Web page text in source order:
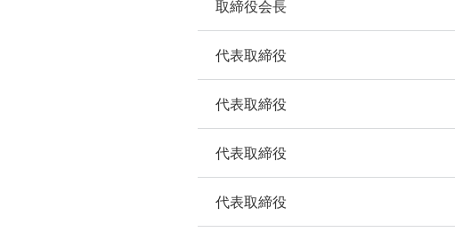
取締役会長
代表取締役
代表取締役
代表取締役
代表取締役